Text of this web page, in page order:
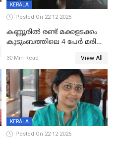
KERALA
Posted On 22-12-2025
കണ്ണൂരിൽ രണ്ട് മക്കളടക്കം
കുടുംബത്തിലെ 4 പേർ മരിച്ച
30 Min Read View All
KERALA
Posted On 22-12-2025